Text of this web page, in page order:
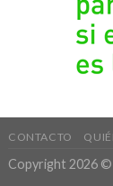
CONTACTO
Copyright 2026 ©